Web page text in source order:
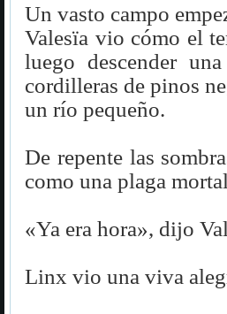
Un vasto campo
Valesïa vio cómo el
luego descender
cordilleras de pinos
un río pequeño.
De repente las
como una plaga
«Ya era hora», dijo
Linx vio una viva